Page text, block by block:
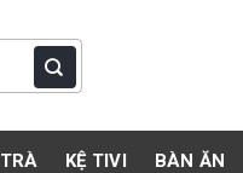
KỆ TIVI BÀN ĂN